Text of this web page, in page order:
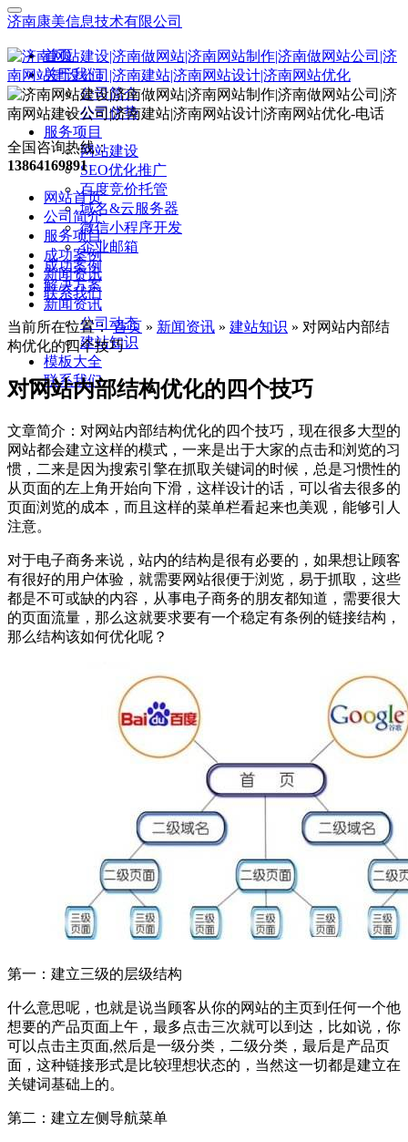
济南康美信息技术有限公司
首页
关于我们
公司简介
公司优势
服务项目
网站建设
SEO优化推广
百度竞价托管
域名&云服务器
微信小程序开发
企业邮箱
成功案例
解决方案
新闻资讯
公司动态
建站知识
模板大全
联系我们
全国咨询热线：
13864169891
网站首页
公司简介
服务项目
成功案例
新闻资讯
联系我们
当前所在位置：首页 » 新闻资讯 » 建站知识 » 对网站内部结
构优化的四个技巧
对网站内部结构优化的四个技巧
文章简介： 对网站内部结构优化的四个技巧，现在很多大型的
网站都会建立这样的模式，一来是出于大家的点击和浏览的习
惯，二来是因为搜索引擎在抓取关键词的时候，总是习惯性的
从页面的左上角开始向下滑，这样设计的话，可以省去很多的
页面浏览的成本，而且这样的菜单栏看起来也美观，能够引人
注意。
对于电子商务来说，站内的结构是很有必要的，如果想让顾客
有很好的用户体验，就需要网站很便于浏览，易于抓取，这些
都是不可或缺的内容，从事电子商务的朋友都知道，需要很大
的页面流量，那么这就要求要有一个稳定有条例的链接结构，
那么结构该如何优化呢？
第一：建立三级的层级结构
什么意思呢，也就是说当顾客从你的网站的主页到任何一个他
想要的产品页面上午，最多点击三次就可以到达，比如说，你
可以点击主页面,然后是一级分类，二级分类，最后是产品页
面，这种链接形式是比较理想状态的，当然这一切都是建立在
关键词基础上的。
第二：建立左侧导航菜单